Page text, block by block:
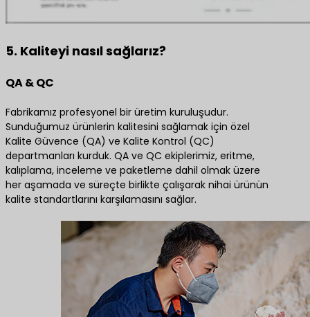
5. Kaliteyi nasıl sağlarız?
QA & QC
Fabrikamız profesyonel bir üretim kuruluşudur.
Sunduğumuz ürünlerin kalitesini sağlamak için özel
Kalite Güvence (QA) ve Kalite Kontrol (QC)
departmanları kurduk. QA ve QC ekiplerimiz, eritme,
kalıplama, inceleme ve paketleme dahil olmak üzere
her aşamada ve süreçte birlikte çalışarak nihai ürünün
kalite standartlarını karşılamasını sağlar.